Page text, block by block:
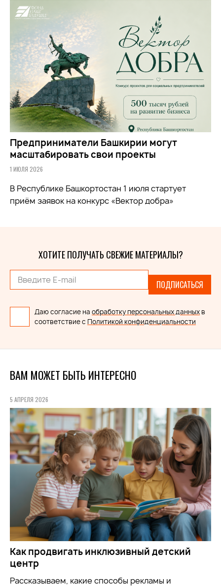
Предприниматели Башкирии могут
масштабировать свои проекты
1 ИЮЛЯ 2026
В Республике Башкортостан 1 июля стартует
приём заявок на конкурс «Вектор добра»
ХОТИТЕ ПОЛУЧАТЬ СВЕЖИЕ МАТЕРИАЛЫ?
ПОДПИСАТЬСЯ
Даю согласие на обработку персональных данных в
соответствие с Политикой конфиденциальности
ВАМ МОЖЕТ БЫТЬ ИНТЕРЕСНО
5 АПРЕЛЯ 2026
Как продвигать инклюзивный детский
центр
Рассказываем, какие способы рекламы и